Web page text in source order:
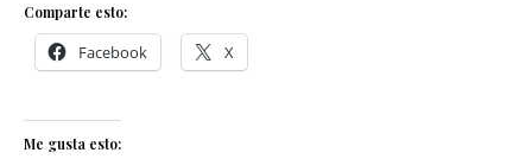
Comparte esto:
Facebook X
Me gusta esto: